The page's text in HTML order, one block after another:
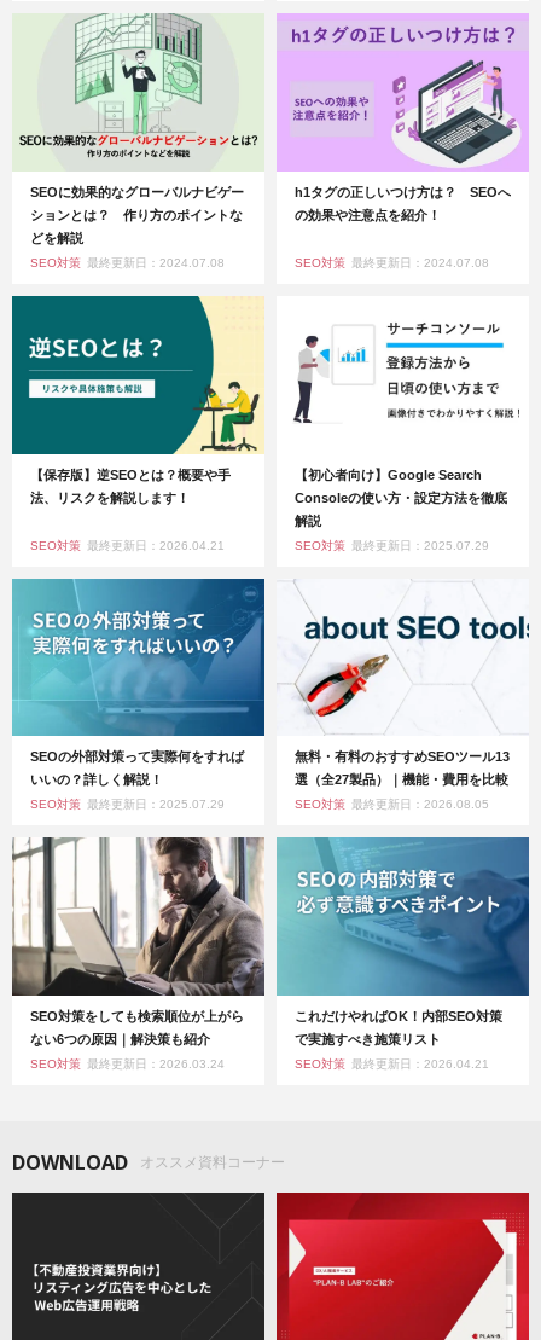
SEOに効果的なグローバルナビゲー
ションとは？ 作り方のポイントな
どを解説
SEO対策 最終更新日：2024.07.08
h1タグの正しいつけ方は？ SEOへ
の効果や注意点を紹介！
SEO対策 最終更新日：2024.07.08
【保存版】逆SEOとは？概要や手
法、リスクを解説します！
SEO対策 最終更新日：2026.04.21
【初心者向け】Google Search
Consoleの使い方・設定方法を徹底
解説
SEO対策 最終更新日：2025.07.29
SEOの外部対策って実際何をすれば
いいの？詳しく解説！
SEO対策 最終更新日：2025.07.29
無料・有料のおすすめSEOツール13
選（全27製品）｜機能・費用を比較
SEO対策 最終更新日：2026.08.05
SEO対策をしても検索順位が上がら
ない6つの原因｜解決策も紹介
SEO対策 最終更新日：2026.03.24
これだけやればOK！内部SEO対策
で実施すべき施策リスト
SEO対策 最終更新日：2026.04.21
DOWNLOAD オススメ資料コーナー